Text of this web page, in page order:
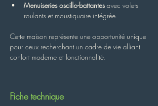
Menuiseries oscillo-battantes avec volets
roulants et moustiquaire intégrée.
Cette maison représente une opportunité unique
pour ceux recherchant un cadre de vie alliant
confort moderne et fonctionnalité.
Fiche technique